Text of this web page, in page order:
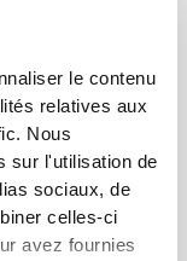
le contenu
relatives aux
Nous
sur l'utilisation de
sociaux, de
celles-ci
avez fournies
NOUVEAUTÉ